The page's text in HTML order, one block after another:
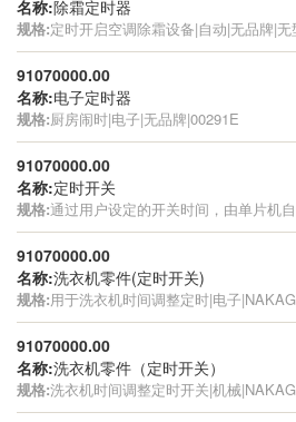
名称:除霜定时器
规格:定时开启空调除霜设备|自动|无品牌|无
91070000.00
名称:电子定时器
规格:厨房闹时|电子|无品牌|00291E
91070000.00
名称:定时开关
规格:通过用户设定的开关时间，由单片机
91070000.00
名称:洗衣机零件(定时开关)
规格:用于洗衣机时间调整定时|电子
91070000.00
名称:洗衣机零件（定时开关）
规格:洗衣机时间调整定时开关|机械